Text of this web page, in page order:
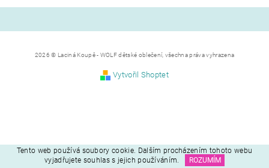
2026 © Laciná Koupě - WOLF dětské oblečení, všechna práva vyhrazena
Vytvořil Shoptet
Tento web používá soubory cookie. Dalším procházením tohoto webu
vyjadřujete souhlas s jejich používáním.
ROZUMÍM